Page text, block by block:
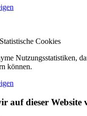
Statistische Cookies
Nutzungsstatistiken,
können.
auf dieser Website